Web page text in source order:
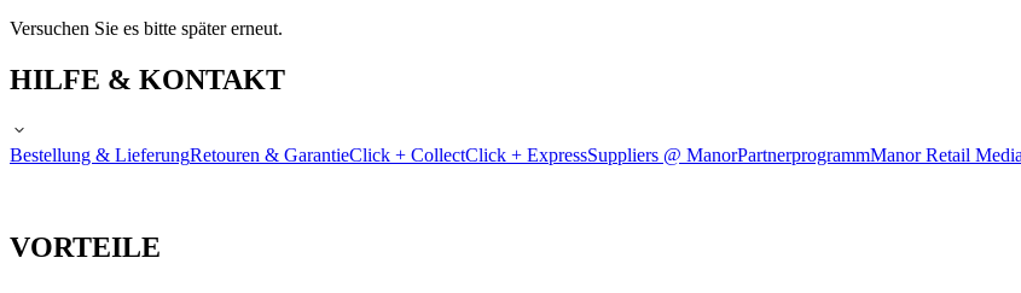
Versuchen Sie es bitte später erneut.
HILFE & KONTAKT
Bestellung & LieferungRetouren & GarantieClick + CollectClick + ExpressSuppliers @ ManorPartnerprogrammManor Retail Media
VORTEILE